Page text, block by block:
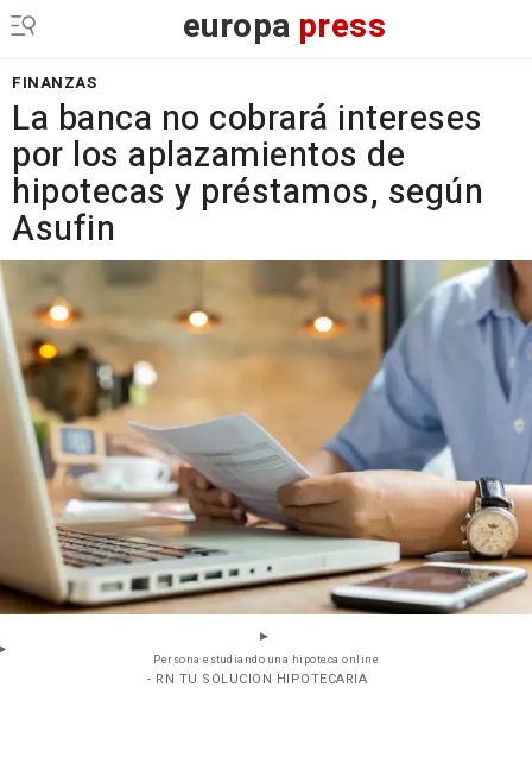
europa press
FINANZAS
La banca no cobrará intereses
por los aplazamientos de
hipotecas y préstamos, según
Asufin
Persona estudiando una hipoteca online
- RN TU SOLUCION HIPOTECARIA